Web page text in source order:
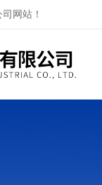
网站！